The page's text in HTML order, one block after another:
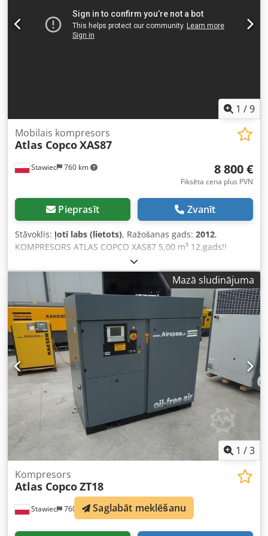
1 /9
Stawiec 760 km
Mobilais kompresors
Atlas CopcoXAS87
8 800 €
Fiksēta cena plus PVN
Pieprasīt Zvanīt
Stāvoklis: ļoti labs (lietots), Ražošanas gads: 2012,
KOMPRESORS ATLAS COPCO XAS87 5,00 m³ 12.gads!!
Dīzeļkompresors ATLAS COPCO XAS87, iekārta pēc servisa
apkopēm Tehniskie dati: Dodpjtyk Taefx Abzsck -
Ražīgums: 5,00 m³/min - Darba spiediens: 7 bāri -
Ražošanas gads: 2012 - Dzinējs: KUBOTA - Darba stundu
skaits: 1397 h Kompresors pilnībā darba kārtībā, gatavs
darbam, sniedzam garantiju. Neto cena: 37 800 PLN Bruto
cena: 46 494 PLN Zemāk ir pievienota saite uz video, kas
parāda iekārtas darbību.
Mazā sludinājuma
1 /3
Stawiec 760 km
Kompresors
Atlas CopcoZT18
Saglabāt meklēšanu